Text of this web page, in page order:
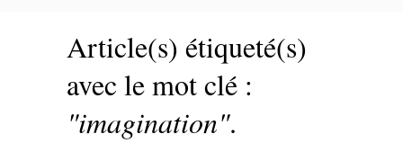
Article(s) étiqueté(s)
avec le mot clé :
"imagination".